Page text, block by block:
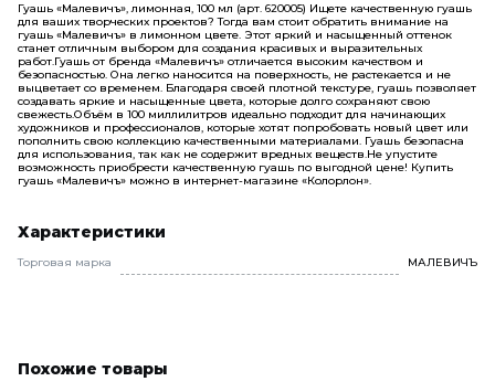
Гуашь «Малевичъ», лимонная, 100 мл (арт. 620005) Ищете качественную гуашь
для ваших творческих проектов? Тогда вам стоит обратить внимание на
гуашь «Малевичъ» в лимонном цвете. Этот яркий и насыщенный оттенок
станет отличным выбором для создания красивых и выразительных
работ.Гуашь от бренда «Малевичъ» отличается высоким качеством и
безопасностью. Она легко наносится на поверхность, не растекается и не
выцветает со временем. Благодаря своей плотной текстуре, гуашь позволяет
создавать яркие и насыщенные цвета, которые долго сохраняют свою
свежесть.Объём в 100 миллилитров идеально подходит для начинающих
художников и профессионалов, которые хотят попробовать новый цвет или
пополнить свою коллекцию качественными материалами. Гуашь безопасна
для использования, так как не содержит вредных веществ.Не упустите
возможность приобрести качественную гуашь по выгодной цене! Купить
гуашь «Малевичъ» можно в интернет-магазине «Колорлон».
Характеристики
Торговая марка МАЛЕВИЧЪ
Похожие товары